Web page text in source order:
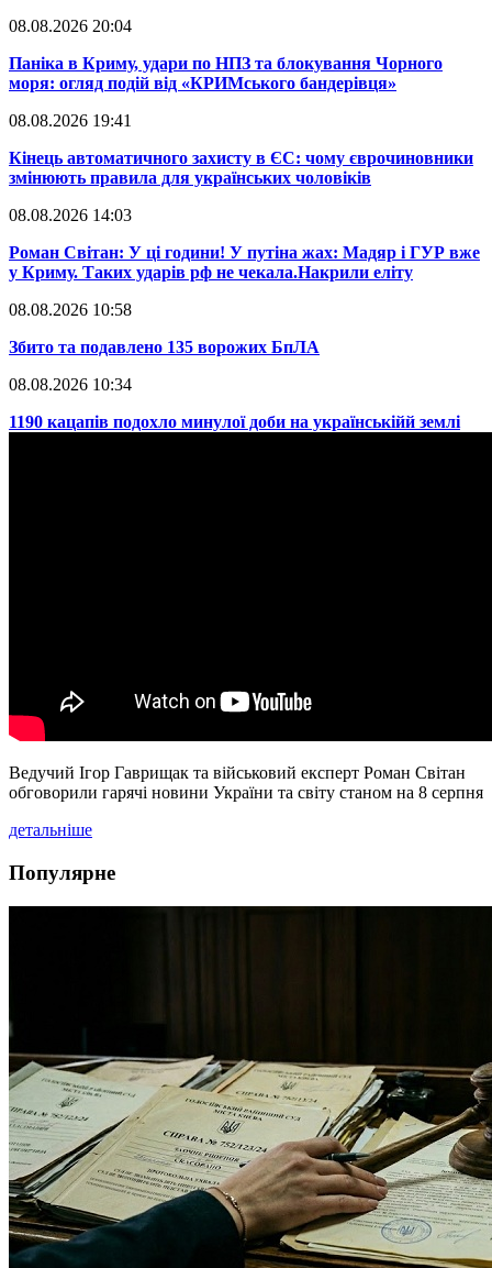
08.08.2026 20:04
Паніка в Криму, удари по НПЗ та блокування Чорного
моря: огляд подій від «КРИМського бандерівця»
08.08.2026 19:41
​Кінець автоматичного захисту в ЄС: чому єврочиновники
змінюють правила для українських чоловіків
08.08.2026 14:03
​Роман Світан: У ці години! У путіна жах: Мадяр і ГУР вже
у Криму. Таких ударів рф не чекала.Накрили еліту
08.08.2026 10:58
​Збито та подавлено 135 ворожих БпЛА
08.08.2026 10:34
​1190 кацапів подохло минулої доби на українськійй землі
Ведучий Ігор Гаврищак та військовий експерт Роман Світан
обговорили гарячі новини України та світу станом на 8 серпня
детальніше
Популярне